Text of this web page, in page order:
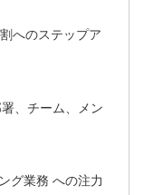
へのステップア
、チーム、メン
グ業務 への注力